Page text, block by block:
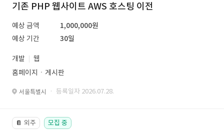
기존 PHP 웹사이트 AWS 호스팅 이전
예상 금액
1,000,000원
예상 기간
30일
개발
웹
홈페이지ㆍ게시판
서울특별시 · 등록일자 2026.07.28.
📔 외주 모집 중